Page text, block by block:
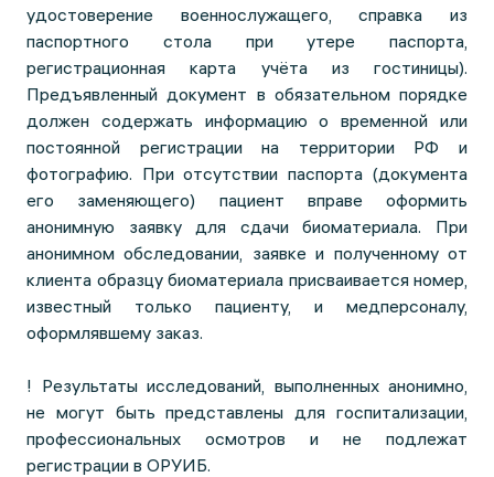
удостоверение военнослужащего, справка из
паспортного стола при утере паспорта,
регистрационная карта учёта из гостиницы).
Предъявленный документ в обязательном порядке
должен содержать информацию о временной или
постоянной регистрации на территории РФ и
фотографию. При отсутствии паспорта (документа
его заменяющего) пациент вправе оформить
анонимную заявку для сдачи биоматериала. При
анонимном обследовании, заявке и полученному от
клиента образцу биоматериала присваивается номер,
известный только пациенту, и медперсоналу,
оформлявшему заказ.
! Результаты исследований, выполненных анонимно,
не могут быть представлены для госпитализации,
профессиональных осмотров и не подлежат
регистрации в ОРУИБ.